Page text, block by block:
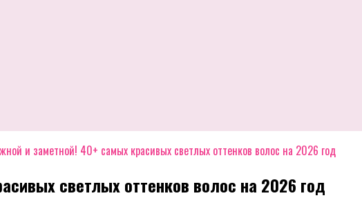
и заметной! 40+ самых красивых светлых оттенков волос на 2026 год
светлых оттенков волос на 2026 год